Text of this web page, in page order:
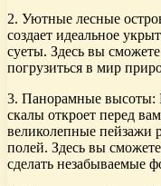
2. Уютные лесные
создает идеальное
суеты. Здесь вы
погрузиться в мир
3. Панорамные высоты:
скалы откроет перед
великолепные
полей. Здесь вы
сделать незабываемые